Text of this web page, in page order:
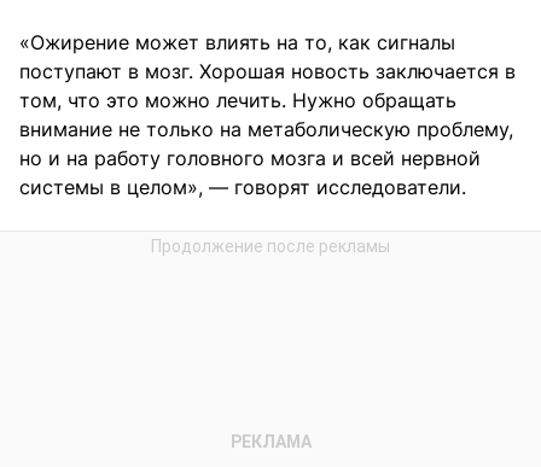
«Ожирение может влиять на то, как сигналы
поступают в мозг. Хорошая новость заключается в
том, что это можно лечить. Нужно обращать
внимание не только на метаболическую проблему,
но и на работу головного мозга и всей нервной
системы в целом», — говорят исследователи.